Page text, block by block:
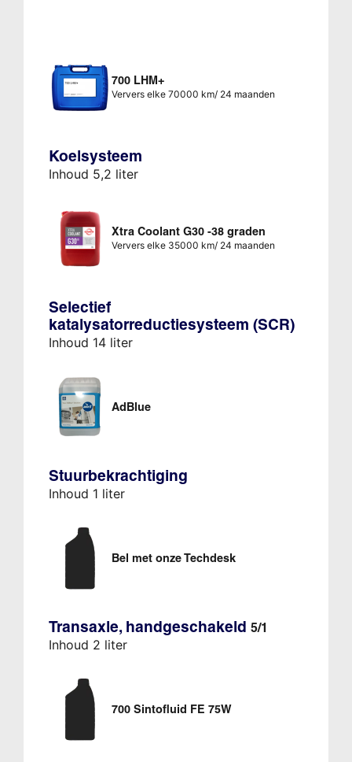
700 LHM+
Ververs elke 70000 km/ 24 maanden
Koelsysteem
Inhoud 5,2 liter
Xtra Coolant G30 -38 graden
Ververs elke 35000 km/ 24 maanden
Selectief
katalysatorreductiesysteem (SCR)
Inhoud 14 liter
AdBlue
Stuurbekrachtiging
Inhoud 1 liter
Bel met onze Techdesk
Transaxle, handgeschakeld 5/1
Inhoud 2 liter
700 Sintofluid FE 75W